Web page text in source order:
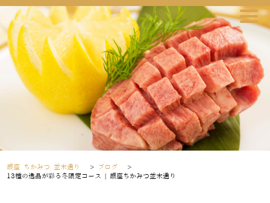
銀座 ちかみつ 並木通り > ブログ
>
13種の逸品が彩る冬限定コース | 銀座ちかみつ並木通り